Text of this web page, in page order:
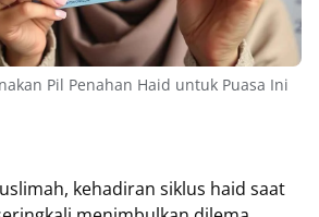
Pil Penahan Haid untuk Puasa Ini
kehadiran siklus haid saat